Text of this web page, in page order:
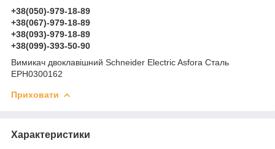
+38(050)-979-18-89
+38(067)-979-18-89
+38(093)-979-18-89
+38(099)-393-50-90
Вимикач двоклавішний Schneider Electric Asfora Сталь
EPH0300162
Приховати
Характеристики